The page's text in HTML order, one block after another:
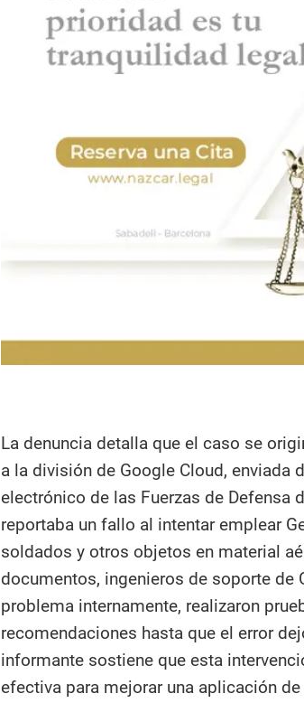
La denuncia detalla que el caso se
a la división de Google Cloud, enviada
electrónico de las Fuerzas de Defensa
reportaba un fallo al intentar emplear
soldados y otros objetos en material
documentos, ingenieros de soporte de
problema internamente, realizaron
recomendaciones hasta que el error
informante sostiene que esta
efectiva para mejorar una aplicación